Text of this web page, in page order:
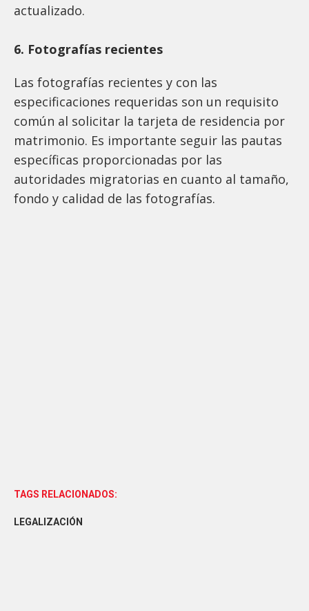
actualizado.
6. Fotografías recientes
Las fotografías recientes y con las
especificaciones requeridas son un requisito
común al solicitar la tarjeta de residencia por
matrimonio. Es importante seguir las pautas
específicas proporcionadas por las
autoridades migratorias en cuanto al tamaño,
fondo y calidad de las fotografías.
TAGS RELACIONADOS:
LEGALIZACIÓN